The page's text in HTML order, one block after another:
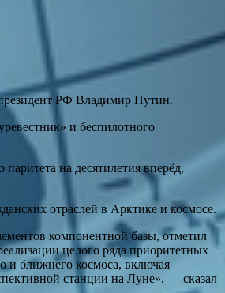
РФ Владимир Путин.
и беспилотного
паритета на десятилетия вперёд,
отраслей в Арктике и космосе.
компонентной базы, отметил
целого ряда приоритетных
и ближнего космоса, включая
станции на Луне», — сказал